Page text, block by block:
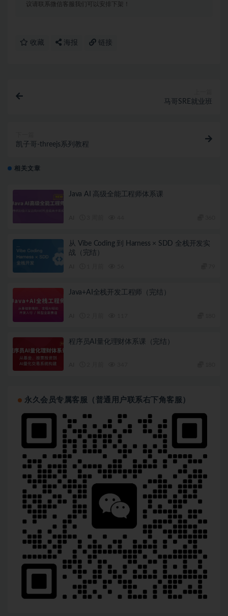
议请联系微信客服我们可以安排下架！
收藏 海报 链接
马哥SRE就业班
凯子哥-threejs系列教程
相关文章
Java AI 高级全能工程师体系课
从 Vibe Coding 到 Harness × SDD 全栈开发实
战（完结）
Java+AI全栈开发工程师（完结）
程序员AI量化理财体系课（完结）
永久会员专属客服（普通用户联系右下角客服）